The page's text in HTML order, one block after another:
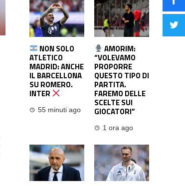
NON SOLO
ATLETICO
MADRID: ANCHE
IL BARCELLONA
SU ROMERO.
INTER
55 minuti ago
AMORIM:
“VOLEVAMO
PROPORRE
QUESTO TIPO DI
PARTITA.
FAREMO DELLE
SCELTE SUI
GIOCATORI”
1 ora ago